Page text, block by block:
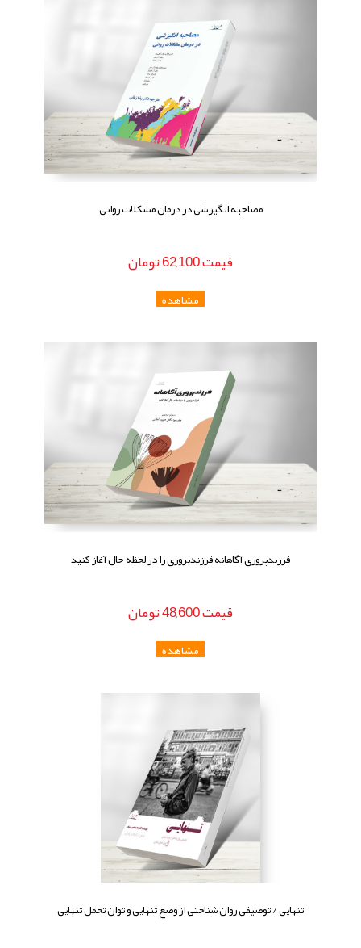
مصاحبه انگیزشی در درمان مشکلات روانی
قيمت62,100تومان
فرزندپروری آگاهانه فرزندپروری را در لحظه حال آغاز کنید
قيمت48,600تومان
تنهایی / توصیفی روان شناختی از وضع تنهایی و توان تحمل تنهایی